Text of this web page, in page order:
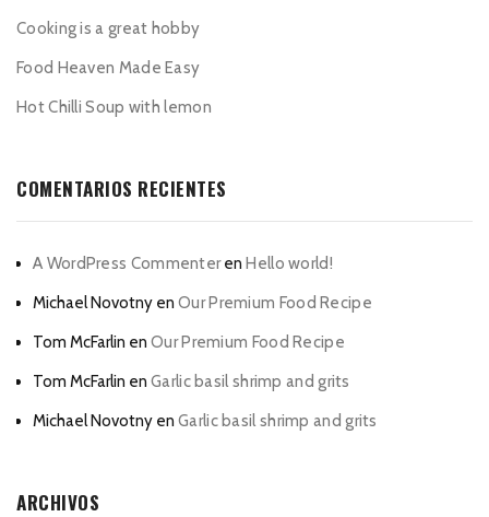
Cooking is a great hobby
Food Heaven Made Easy
Hot Chilli Soup with lemon
COMENTARIOS RECIENTES
A WordPress CommenterenHello world!
Michael Novotny en Our Premium Food Recipe
Tom McFarlin en Our Premium Food Recipe
Tom McFarlin en Garlic basil shrimp and grits
Michael Novotny en Garlic basil shrimp and grits
ARCHIVOS